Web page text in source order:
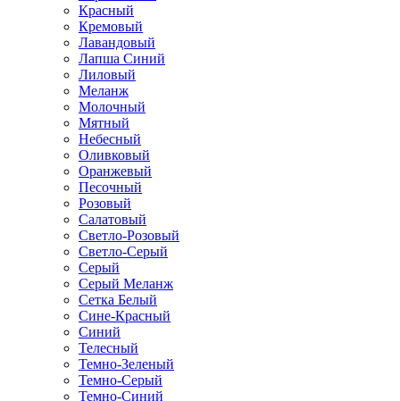
Красный
Кремовый
Лавандовый
Лапша Синий
Лиловый
Меланж
Молочный
Мятный
Небесный
Оливковый
Оранжевый
Песочный
Розовый
Салатовый
Светло-Розовый
Светло-Серый
Серый
Серый Меланж
Сетка Белый
Сине-Красный
Синий
Телесный
Темно-Зеленый
Темно-Серый
Темно-Синий